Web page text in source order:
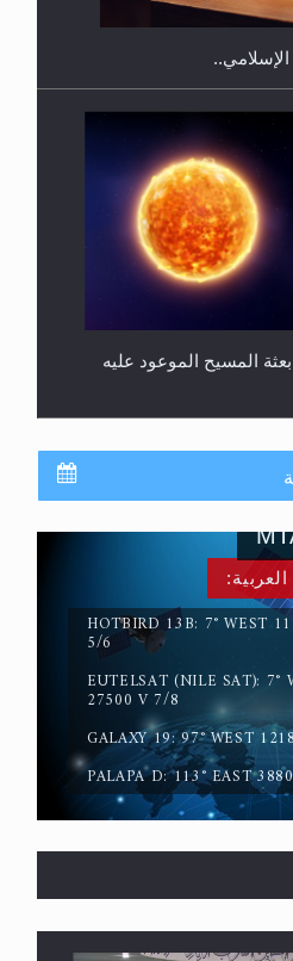
المسيح الموعود عليه
HOTBIRD 13B: 7° WEST
5/6
EUTELSAT (NILE SAT): 7°
27500 V 7/8
GALAXY 19: 97° WEST
PALAPA D: 113° EAST